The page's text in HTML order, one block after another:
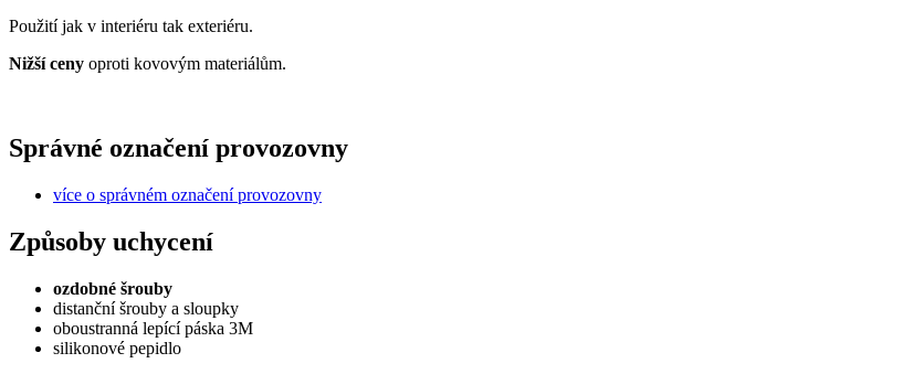
Použití jak v interiéru tak exteriéru.
Nižší ceny oproti kovovým materiálům.
Správné označení provozovny
více o správném označení provozovny
Způsoby uchycení
ozdobné šrouby
distanční šrouby a sloupky
oboustranná lepící páska 3M
silikonové pepidlo